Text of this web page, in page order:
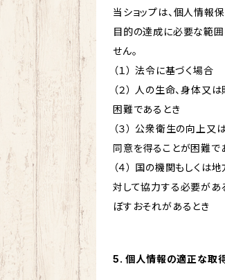
当ショップは、個人情報
目的の達成に必要な範囲
せん。
（１） 法令に基づく場合
（２） 人の生命、身体
困難であるとき
（３） 公衆衛生の向上
同意を得ることが困難で
（４） 国の機関もしく
対して協力する必要があ
ぼすおそれがあるとき
5. 個人情報の適正な取